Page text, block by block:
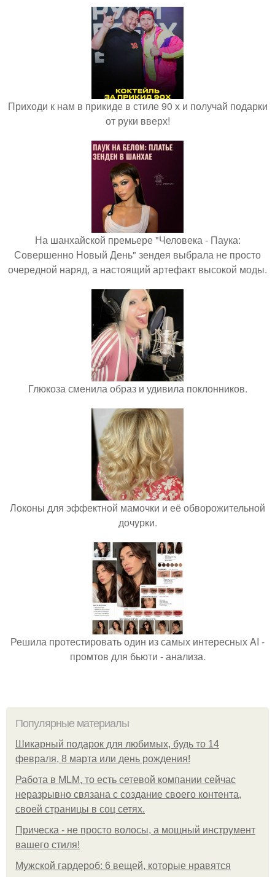
Приходи к нам в прикиде в стиле 90 х и получай подарки
от руки вверх!
На шанхайской премьере "Человека - Паука:
Совершенно Новый День" зендея выбрала не просто
очередной наряд, а настоящий артефакт высокой моды.
Глюкоза сменила образ и удивила поклонников.
Локоны для эффектной мамочки и её обворожительной
дочурки.
Решила протестировать один из самых интересных AI -
промтов для бьюти - анализа.
Популярные материалы
Шикарный подарок для любимых, будь то 14
февраля, 8 марта или день рождения!
Работа в MLM, то есть сетевой компании сейчас
неразрывно связана с создание своего контента,
своей страницы в соц сетях.
Прическа - не просто волосы, а мощный инструмент
вашего стиля!
Мужской гардероб: 6 вещей, которые нравятся